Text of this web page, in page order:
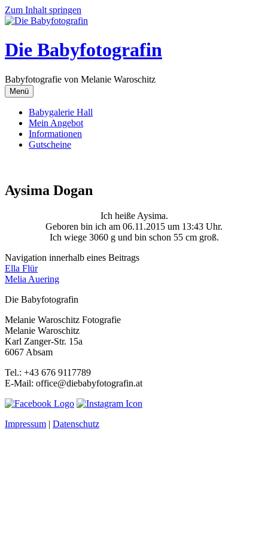
Zum Inhalt springen
Die Babyfotografin
Babyfotografie von Melanie Waroschitz
Menü
Babygalerie Hall
Mein Angebot
Informationen
Gutscheine
Aysima Dogan
Ich heiße Aysima.
Geboren bin ich am 06.11.2015 um 13:43 Uhr.
Ich wiege 3060 g und bin schon 55 cm groß.
Navigation innerhalb eines Beitrags
Ella Flür
Melia Auering
Die Babyfotografin
Melanie Waroschitz Fotografie
Melanie Waroschitz
Karl Zanger-Str. 15a
6067 Absam
Tel.: +43 676 9117789
E-Mail: office@diebabyfotografin.at
Impressum | Datenschutz